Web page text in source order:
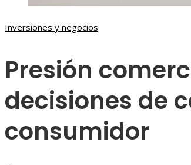
Inversiones y negocios
Presión
decisiones de
consumidor